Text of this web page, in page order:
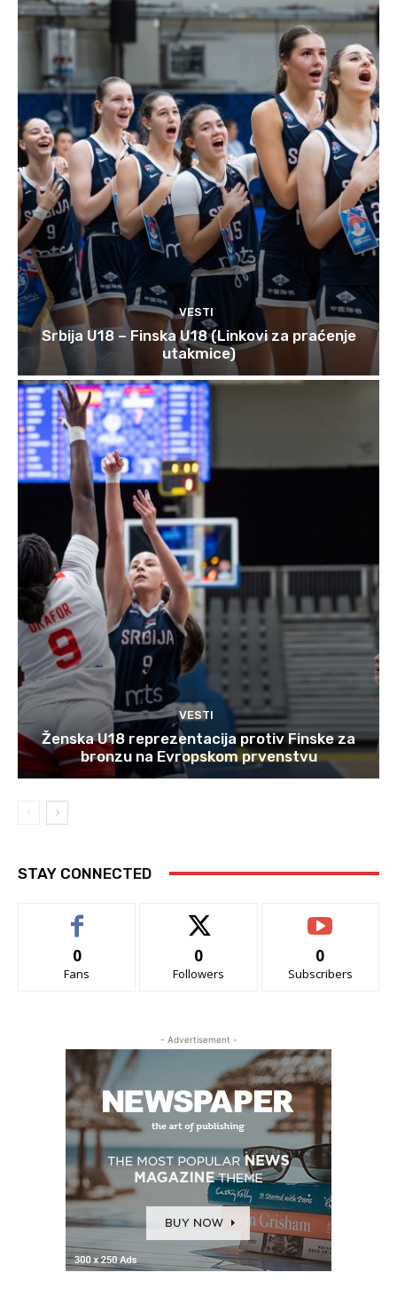
VESTI
Srbija U18 – Finska U18 (Linkovi za praćenje
utakmice)
VESTI
Ženska U18 reprezentacija protiv Finske za
bronzu na Evropskom prvenstvu
STAY CONNECTED
0
Fans
0
Followers
0
Subscribers
- Advertisement -